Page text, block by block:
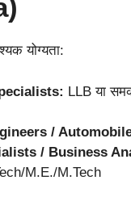
योग्यता:
LLB या
/
/ Business
M.E./M.Tech